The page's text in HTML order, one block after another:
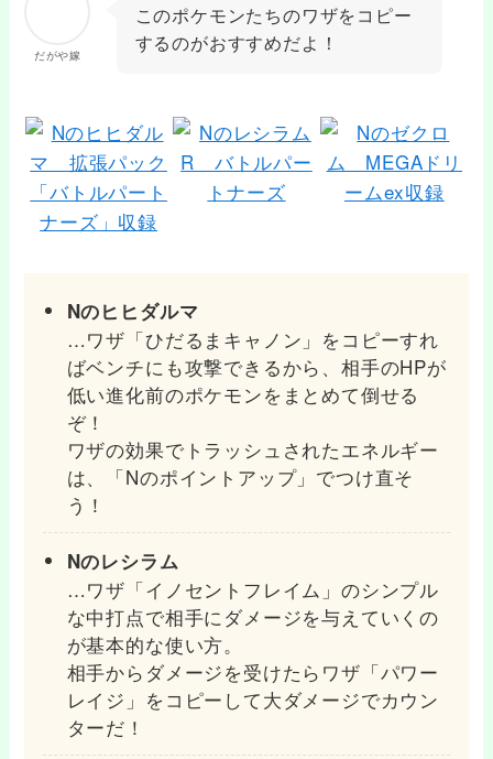
だがや嫁
このポケモンたちのワザをコピー
するのがおすすめだよ！
Nのヒヒダルマ
…ワザ「ひだるまキャノン」をコピーすれ
ばベンチにも攻撃できるから、相手のHPが
低い進化前のポケモンをまとめて倒せる
ぞ！
ワザの効果でトラッシュされたエネルギー
は、「Nのポイントアップ」でつけ直そ
う！
Nのレシラム
…ワザ「イノセントフレイム」のシンプル
な中打点で相手にダメージを与えていくの
が基本的な使い方。
相手からダメージを受けたらワザ「パワー
レイジ」をコピーして大ダメージでカウン
ターだ！